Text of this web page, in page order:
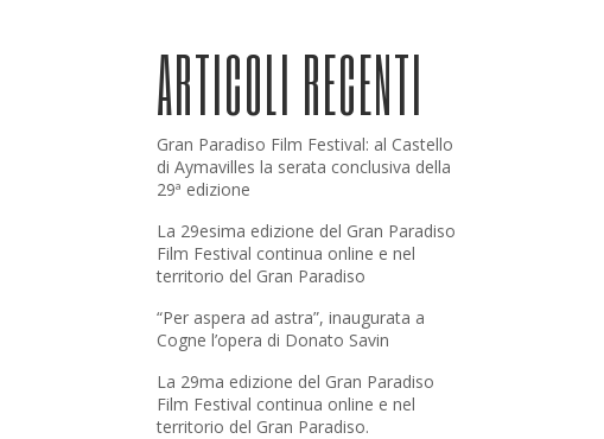
ARTICOLI RECENTI
Gran Paradiso Film Festival: al Castello
di Aymavilles la serata conclusiva della
29ª edizione
La 29esima edizione del Gran Paradiso
Film Festival continua online e nel
territorio del Gran Paradiso
“Per aspera ad astra”, inaugurata a
Cogne l’opera di Donato Savin
La 29ma edizione del Gran Paradiso
Film Festival continua online e nel
territorio del Gran Paradiso.